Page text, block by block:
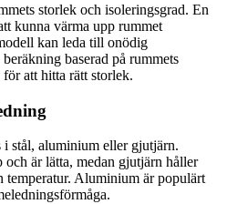
storlek och isoleringsgrad. En
kunna värma upp rummet
kan leda till onödig
baserad på rummets
att hitta rätt storlek.
stål, aluminium eller gjutjärn.
och är lätta, medan gjutjärn håller
temperatur. Aluminium är populärt